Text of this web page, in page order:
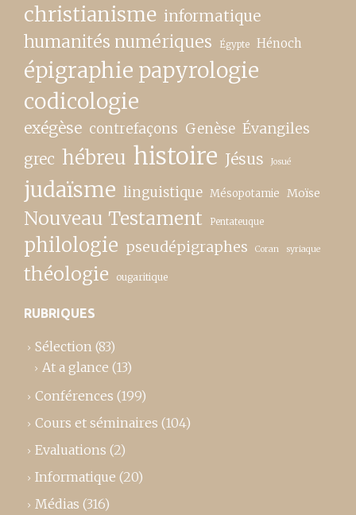
christianisme informatique
humanités numériques Égypte Hénoch
épigraphie papyrologie
codicologie
exégèse contrefaçons Genèse Évangiles
grec hébreu histoire Jésus Josué
judaïsme linguistique Mésopotamie Moïse
Nouveau Testament Pentateuque
philologie pseudépigraphes Coran syriaque
théologie ougaritique
RUBRIQUES
Sélection (83)
At a glance (13)
Conférences (199)
Cours et séminaires (104)
Evaluations (2)
Informatique (20)
Médias (316)